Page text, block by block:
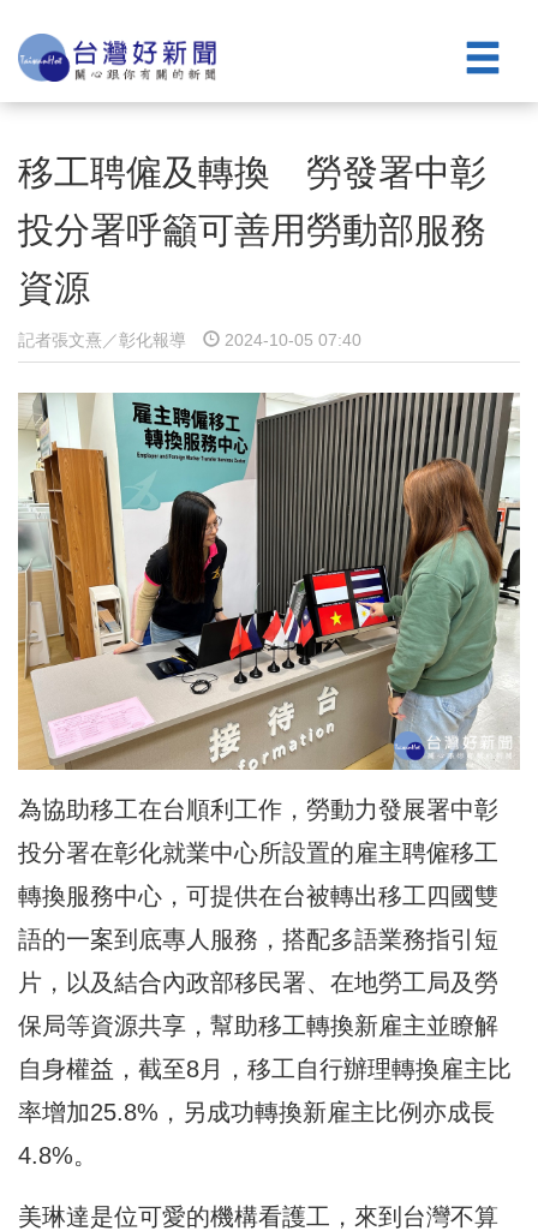
移工聘僱及轉換 勞發署中彰
投分署呼籲可善用勞動部服務
資源
記者張文熹／彰化報導 2024-10-05 07:40
為協助移工在台順利工作，勞動力發展署中彰
投分署在彰化就業中心所設置的雇主聘僱移工
轉換服務中心，可提供在台被轉出移工四國雙
語的一案到底專人服務，搭配多語業務指引短
片，以及結合內政部移民署、在地勞工局及勞
保局等資源共享，幫助移工轉換新雇主並瞭解
自身權益，截至8月，移工自行辦理轉換雇主比
率增加25.8%，另成功轉換新雇主比例亦成長
4.8%。
美琳達是位可愛的機構看護工，來到台灣不算